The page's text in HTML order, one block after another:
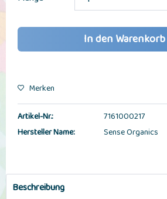
In den Warenkorb
Merken
Artikel-Nr.:
7161000217
Hersteller Name:
Sense Organics
Beschreibung